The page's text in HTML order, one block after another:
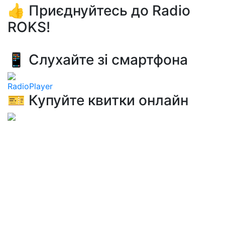
👍 Приєднуйтесь до Radio
ROKS!
📱 Слухайте зі смартфона
RadioPlayer
🎫 Купуйте квитки онлайн